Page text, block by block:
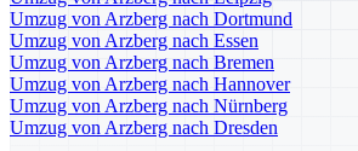
Umzug von Arzberg nach Dortmund
Umzug von Arzberg nach Essen
Umzug von Arzberg nach Bremen
Umzug von Arzberg nach Hannover
Umzug von Arzberg nach Nürnberg
Umzug von Arzberg nach Dresden